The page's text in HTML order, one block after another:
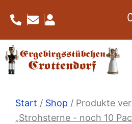
Inhalt
springen
Start / Shop / Produkte
„Strohsterne - noch 10